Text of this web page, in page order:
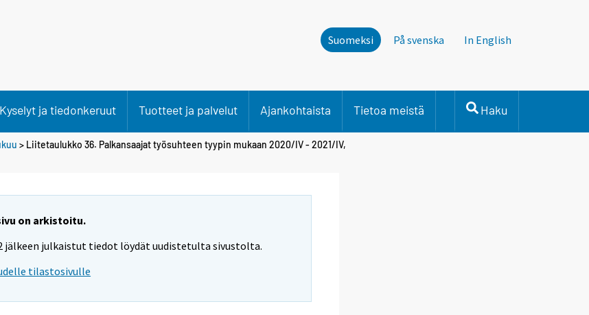
Suomeksi På svenska In English
Kyselyt ja tiedonkeruut Tuotteet ja palvelut Ajankohtaista Tietoa meistä Haku
> Liitetaulukko 36. Palkansaajat työsuhteen tyypin mukaan 2020/IV - 2021/IV,
on arkistoitu.
jälkeen julkaistut tiedot löydät uudistetulta sivustolta.
tilastosivulle